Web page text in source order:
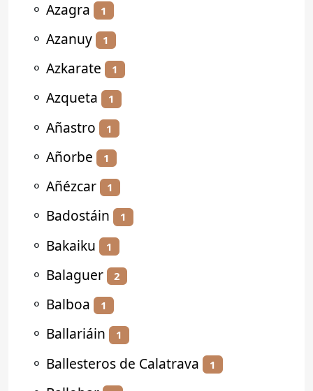
⚬ Azagra 1
⚬ Azanuy 1
⚬ Azkarate 1
⚬ Azqueta 1
⚬ Añastro 1
⚬ Añorbe 1
⚬ Añézcar 1
⚬ Badostáin 1
⚬ Bakaiku 1
⚬ Balaguer 2
⚬ Balboa 1
⚬ Ballariáin 1
⚬ Ballesteros de Calatrava 1